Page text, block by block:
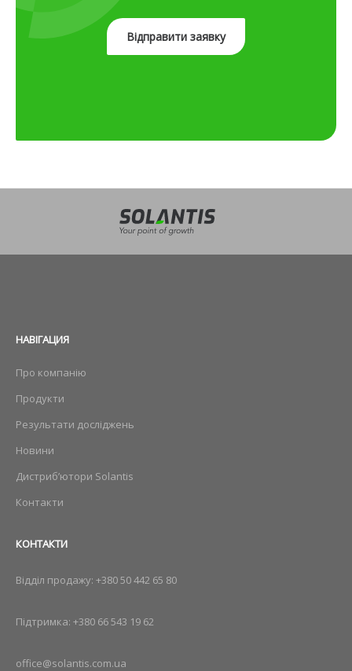
НАВIГАЦИЯ
Про компанію
Продукти
Результати досліджень
Новини
Дистриб’ютори Solantis
Контакти
КОНТАКТИ
Відділ продажу: +380 50 442 65 80
Підтримка: +380 66 543 19 62
office@solantis.com.ua